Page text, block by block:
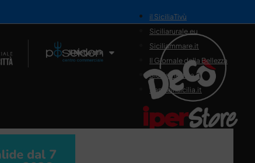
Il Network
il SiciliaTivù
Siciliarurale.eu
Siciliammare.it
Il Giornale della Bellezza
Siciliamedica.it
Sanitainsicilia.it